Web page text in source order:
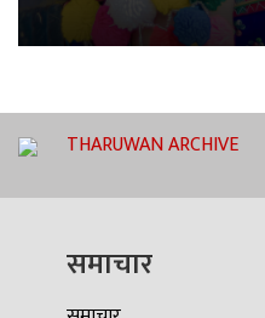
THARUWAN ARCHIVE
समाचार